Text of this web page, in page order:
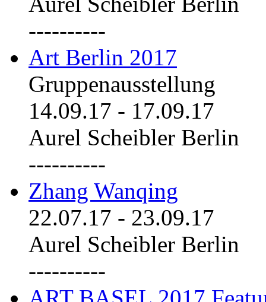
----------
Art Berlin 2017
Gruppenausstellung
14.09.17 - 17.09.17
Aurel Scheibler Berlin
----------
Zhang Wanqing
22.07.17 - 23.09.17
Aurel Scheibler Berlin
----------